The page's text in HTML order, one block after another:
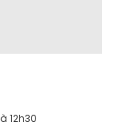
à 12h30